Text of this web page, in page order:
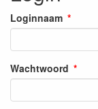
Loginnaam
Wachtwoord